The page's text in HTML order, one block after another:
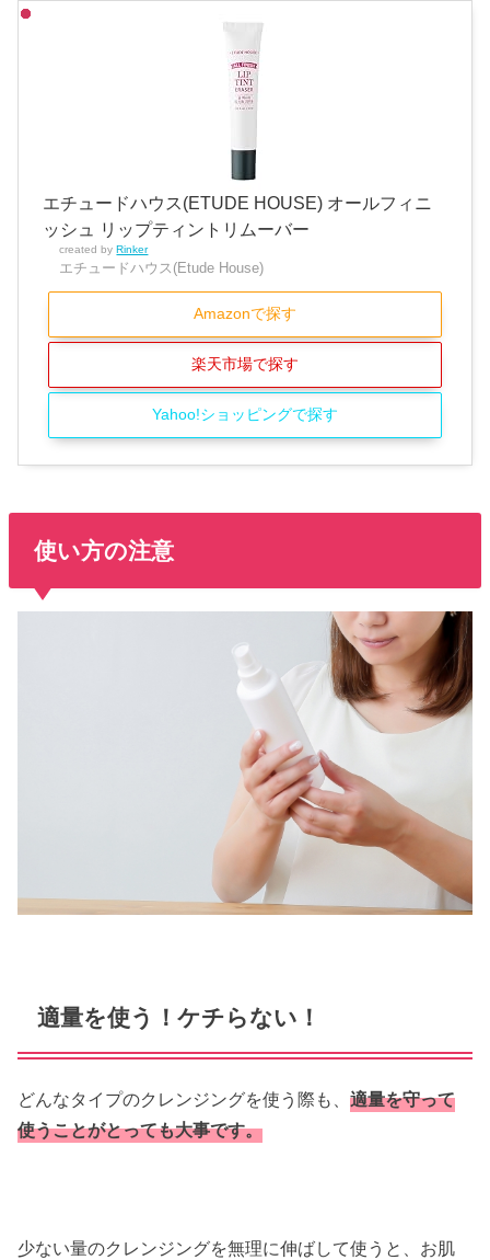
エチュードハウス(ETUDE HOUSE) オールフィニ
ッシュ リップティントリムーバー
created byRinker
エチュードハウス(Etude House)
Amazonで探す
楽天市場で探す
Yahoo!ショッピングで探す
使い方の注意
適量を使う！ケチらない！
どんなタイプのクレンジングを使う際も、適量を守って
使うことがとっても大事です。
少ない量のクレンジングを無理に伸ばして使うと、お肌